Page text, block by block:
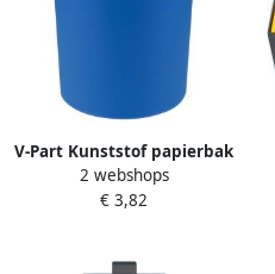
V-Part Kunststof papierbak
18 ltr
2 webshops
€ 3,82